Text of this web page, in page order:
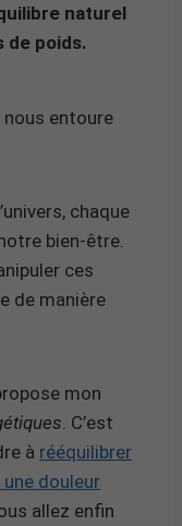
naturel
poids.
entoure
chaque
bien-être.
ces
de manière
mon
. C’est
à rééquilibrer
douleur
allez enfin